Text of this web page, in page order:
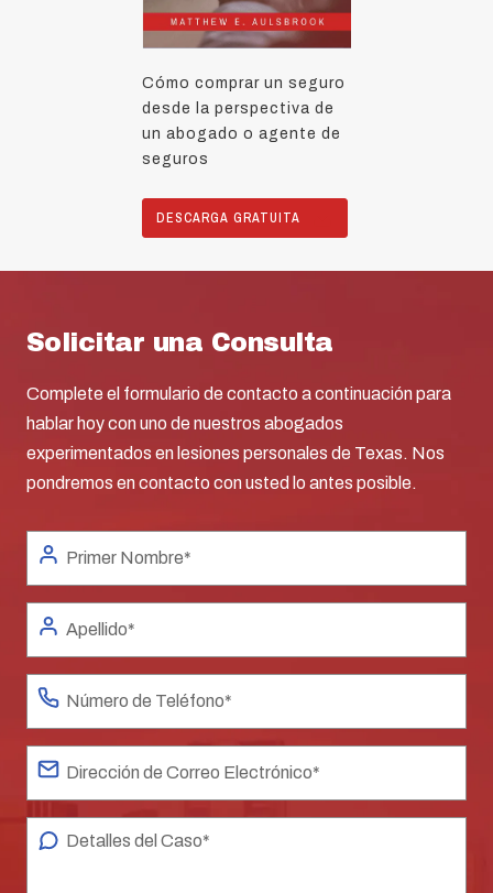
Cómo comprar un seguro
desde la perspectiva de
un abogado o agente de
seguros
DESCARGA GRATUITA
Solicitar una Consulta
Complete el formulario de contacto a continuación para
hablar hoy con uno de nuestros abogados
experimentados en lesiones personales de Texas. Nos
pondremos en contacto con usted lo antes posible.